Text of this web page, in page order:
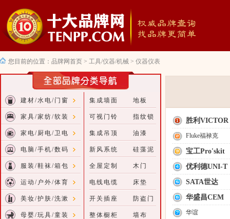
您目前的位置： 品牌网首页 > 工具/仪器/机械 > 仪器仪表
建材/水电/门窗
家具/家纺/软装
家电/厨电/卫电
电脑/手机/数码
服装/鞋袜/箱包
运动/户外/体育
美妆/护肤/洗漱
母婴/玩具/童装
集成墙面 地板
可视门铃 指纹锁
集成吊顶 油漆
新风系统 硅藻泥
全屋定制 木门
电线电缆 床垫
开关插座 防盗门
整体橱柜 墙布
胜利VICTOR
Fluke福禄克
宝工Pro'skit
优利德UNI-T
SATA世达
华盛昌CEM
华谊